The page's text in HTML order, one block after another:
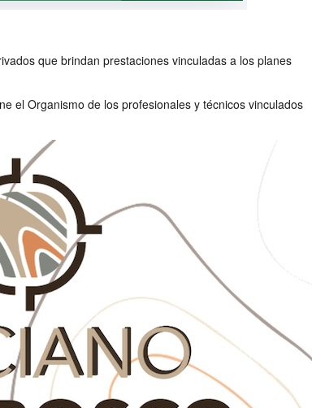
que brindan prestaciones vinculadas a los planes
el Organismo de los profesionales y técnicos vinculados